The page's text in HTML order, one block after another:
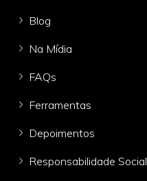
Blog
Na Mídia
FAQs
Ferramentas
Depoimentos
Responsabilidade Social